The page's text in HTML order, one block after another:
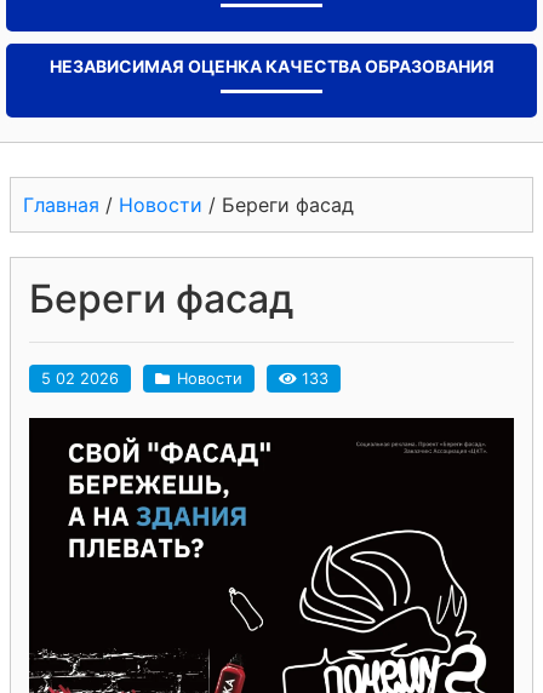
НЕЗАВИСИМАЯ ОЦЕНКА КАЧЕСТВА ОБРАЗОВАНИЯ
Главная / Новости / Береги фасад
Береги фасад
5 02 2026 Новости 133